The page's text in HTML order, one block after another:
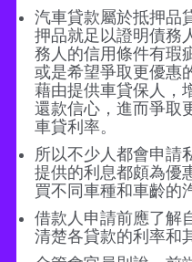
汽車貸款屬於抵押品
押品就足以證明債務
務人的信用條件有瑕
或是希望爭取更優惠
藉由提供車貸保人，
還款信心，進而爭取
車貸利率。
所以不少人都會申請
提供的利息都頗為優
買不同車種和車齡的
借款人申請前應了解
清楚各貸款的利率和